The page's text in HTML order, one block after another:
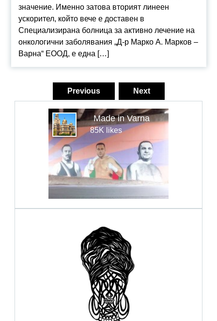
значение. Именно затова вторият линеен
ускорител, който вече е доставен в
Специализирана болница за активно лечение на
онкологични заболявания „Д-р Марко А. Марков –
Варна“ ЕООД, е една […]
Previous Next
Made in Varna
85K likes